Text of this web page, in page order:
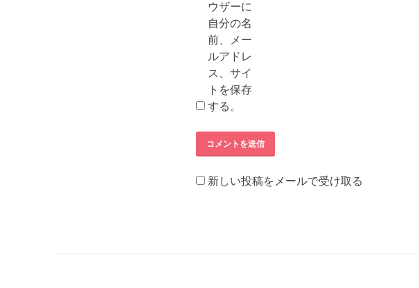
ウザーに
自分の名
前、メー
ルアドレ
ス、サイ
トを保存
する。
新しい投稿をメールで受け取る